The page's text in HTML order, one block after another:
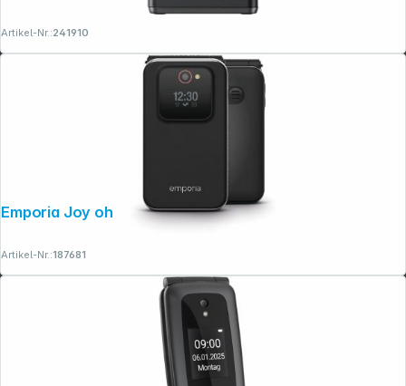
Artikel-Nr.:241910
Emporia Joy ohne Zubehör schwarz
Artikel-Nr.:187681